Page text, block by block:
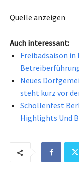
Quelle anzeigen
Auch interessant:
Freibadsaison
Neues
steht kurz vor
Schollenfest
Highlights Und